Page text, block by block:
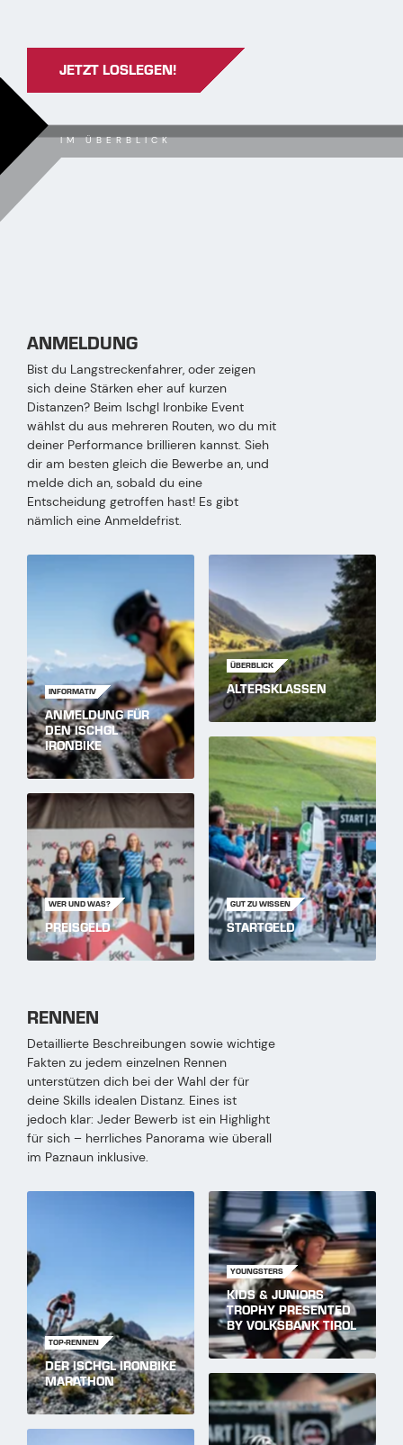
JETZT LOSLEGEN!
IM ÜBERBLICK
ANMELDUNG
Bist du Langstreckenfahrer, oder zeigen
sich deine Stärken eher auf kurzen
Distanzen? Beim Ischgl Ironbike Event
wählst du aus mehreren Routen, wo du mit
deiner Performance brillieren kannst. Sieh
dir am besten gleich die Bewerbe an, und
melde dich an, sobald du eine
Entscheidung getroffen hast! Es gibt
nämlich eine Anmeldefrist.
INFORMATIV
ANMELDUNG FÜR
DEN ISCHGL
IRONBIKE
ÜBERBLICK
ALTERSKLASSEN
GUT ZU WISSEN
STARTGELD
WER UND WAS?
PREISGELD
RENNEN
Detaillierte Beschreibungen sowie wichtige
Fakten zu jedem einzelnen Rennen
unterstützen dich bei der Wahl der für
deine Skills idealen Distanz. Eines ist
jedoch klar: Jeder Bewerb ist ein Highlight
für sich – herrliches Panorama wie überall
im Paznaun inklusive.
TOP-RENNEN
DER ISCHGL IRONBIKE
MARATHON
YOUNGSTERS
KIDS & JUNIORS
TROPHY PRESENTED
BY VOLKSBANK TIROL